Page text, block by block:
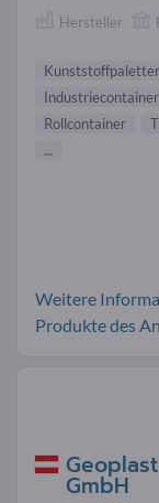
Hersteller
Industriecontainer
Rollcontainer
...
Weitere
Produkte des
GmbH